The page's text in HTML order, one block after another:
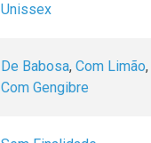
Unissex
De Babosa, Com Limão,
Com Gengibre